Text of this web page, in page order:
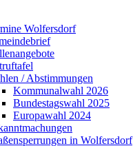
Wolfersdorf
/ Abstimmungen
Kommunalwahl 2026
Bundestagswahl 2025
Europawahl 2024
in Wolfersdorf